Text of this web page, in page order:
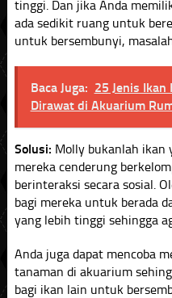
tinggi. Dan jika Anda
ada sedikit ruang untuk
untuk bersembunyi,
Baca Juga: 25 Jenis
Dirawat di Akuarium
Solusi: Molly bukanlah ikan
mereka cenderung
berinteraksi secara sosial.
bagi mereka untuk berada
yang lebih tinggi sehingga
Anda juga dapat mencoba
tanaman di akuarium
bagi ikan lain untuk